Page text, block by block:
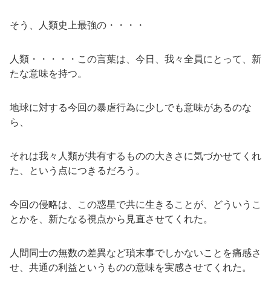
そう、人類史上最強の・・・・
人類・・・・・この言葉は、今日、我々全員にとって、新
たな意味を持つ。
地球に対する今回の暴虐行為に少しでも意味があるのな
ら、
それは我々人類が共有するものの大きさに気づかせてくれ
た、という点につきるだろう。
今回の侵略は、この惑星で共に生きることが、どういうこ
とかを、新たなる視点から見直させてくれた。
人間同士の無数の差異など瑣末事でしかないことを痛感さ
せ、共通の利益というものの意味を実感させてくれた。